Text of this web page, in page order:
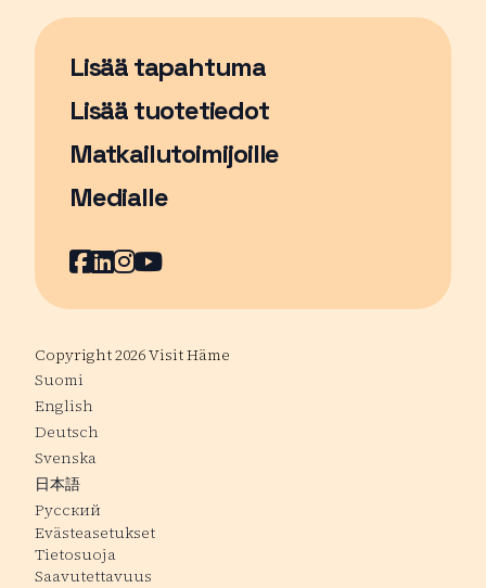
Lisää tapahtuma
Sivu avautuu uudessa ikkunassa
Lisää tuotetiedot
Matkailutoimijoille
Medialle
Facebook
Sivu avautuu uudessa ikkunassa
LinkedIn
Sivu avautuu uudessa ikkunassa
Instagram
Sivu avautuu uudessa
YouTube
Sivu avautuu uudessa
Copyright 2026 Visit Häme
Suomi
English
Deutsch
Svenska
日本語
Русский
Evästeasetukset
Tietosuoja
Saavutettavuus